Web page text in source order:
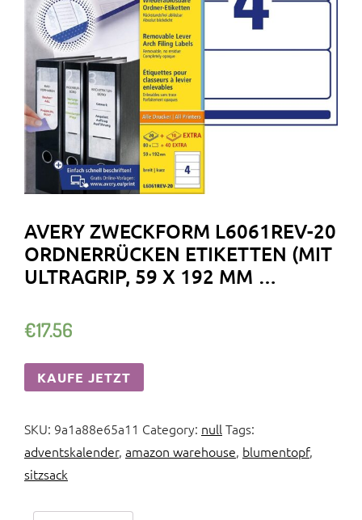
AVERY ZWECKFORM L6061REV-20
ORDNERRÜCKEN ETIKETTEN (MIT
ULTRAGRIP, 59 X 192 MM …
€17.56
KAUFE JETZT
SKU: 9a1a88e65a11 Category: nullTags:
adventskalender, amazon warehouse, blumentopf,
sitzsack